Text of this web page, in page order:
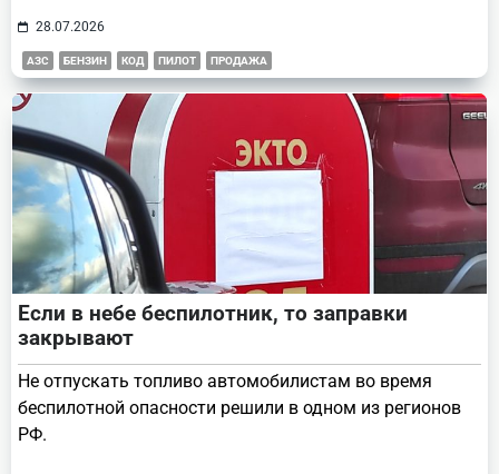
28.07.2026
АЗС БЕНЗИН КОД ПИЛОТ ПРОДАЖА
Если в небе беспилотник, то заправки
закрывают
Не отпускать топливо автомобилистам во время
беспилотной опасности решили в одном из регионов
РФ.